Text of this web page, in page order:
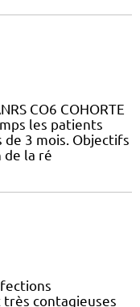
CO6 COHORTE
les patients
de 3 mois. Objectifs
de la ré
contagieuses